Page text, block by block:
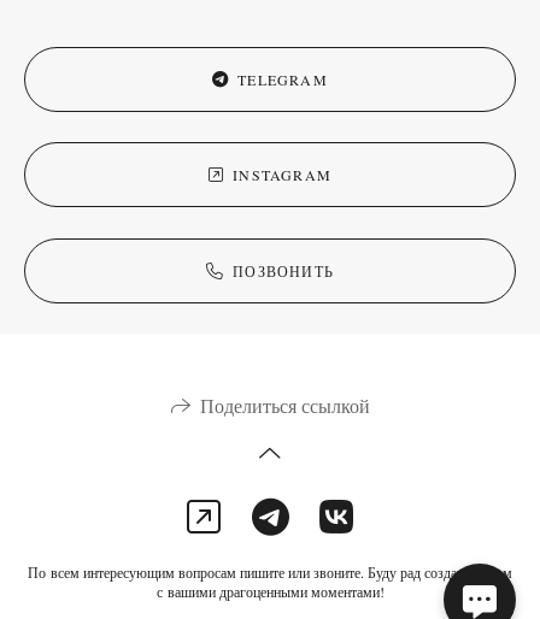
TELEGRAM
INSTAGRAM
ПОЗВОНИТЬ
Поделиться ссылкой
По всем интересующим вопросам пишите или звоните. Буду рад создать фильм
с вашими драгоценными моментами!